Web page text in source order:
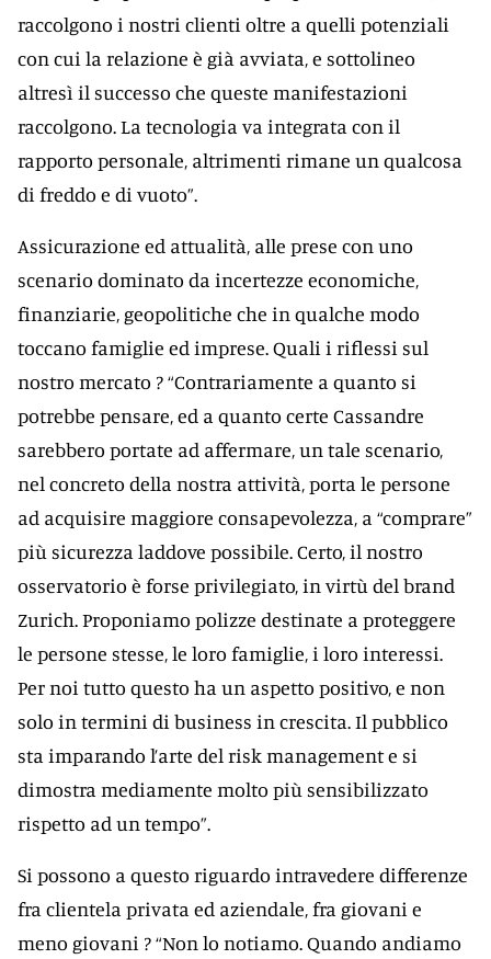
raccolgono i nostri clienti oltre a quelli potenziali
con cui la relazione è già avviata, e sottolineo
altresì il successo che queste manifestazioni
raccolgono. La tecnologia va integrata con il
rapporto personale, altrimenti rimane un qualcosa
di freddo e di vuoto”.
Assicurazione ed attualità, alle prese con uno
scenario dominato da incertezze economiche,
finanziarie, geopolitiche che in qualche modo
toccano famiglie ed imprese. Quali i riflessi sul
nostro mercato ? “Contrariamente a quanto si
potrebbe pensare, ed a quanto certe Cassandre
sarebbero portate ad affermare, un tale scenario,
nel concreto della nostra attività, porta le persone
ad acquisire maggiore consapevolezza, a “comprare”
più sicurezza laddove possibile. Certo, il nostro
osservatorio è forse privilegiato, in virtù del brand
Zurich. Proponiamo polizze destinate a proteggere
le persone stesse, le loro famiglie, i loro interessi.
Per noi tutto questo ha un aspetto positivo, e non
solo in termini di business in crescita. Il pubblico
sta imparando l’arte del risk management e si
dimostra mediamente molto più sensibilizzato
rispetto ad un tempo”.
Si possono a questo riguardo intravedere differenze
fra clientela privata ed aziendale, fra giovani e
meno giovani ? “Non lo notiamo. Quando andiamo